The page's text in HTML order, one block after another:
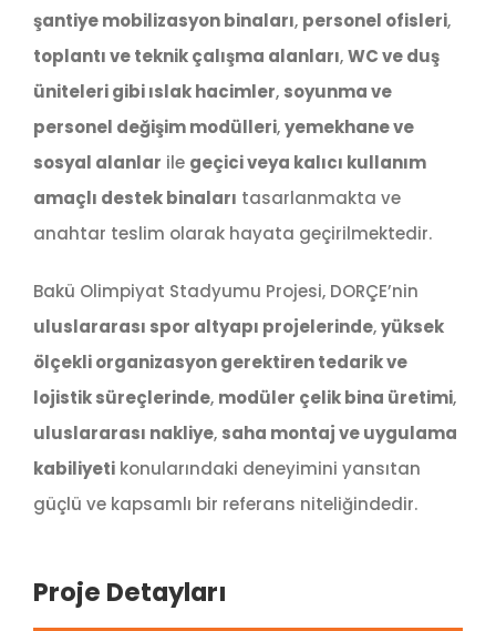
şantiye mobilizasyon binaları, personel ofisleri,
toplantı ve teknik çalışma alanları,WC ve duş
üniteleri gibi ıslak hacimler, soyunma ve
personel değişim modülleri,yemekhane ve
sosyal alanlar ile geçici veya kalıcı kullanım
amaçlı destek binaları tasarlanmakta ve
anahtar teslim olarak hayata geçirilmektedir.
Bakü Olimpiyat Stadyumu Projesi, DORÇE’nin
uluslararası spor altyapı projelerinde,yüksek
ölçekli organizasyon gerektiren tedarik ve
lojistik süreçlerinde, modüler çelik bina üretimi,
uluslararası nakliye, saha montaj ve uygulama
kabiliyetikonularındaki deneyimini yansıtan
güçlü ve kapsamlı bir referans niteliğindedir.
Proje Detayları